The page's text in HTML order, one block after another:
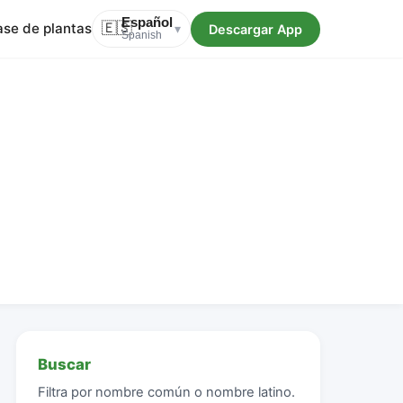
de plantas 🇪🇸Español
Spanish ▾ Descargar App
Buscar
Filtra por nombre común o nombre latino.